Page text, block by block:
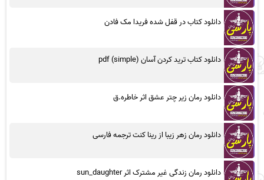
دانلود کتاب در قفل شده فریدا مک فادن
دانلود کتاب ترید کردن آسان (simple) pdf
دانلود رمان زیر چتر عشق اثر خاطره.ق
دانلود رمان زهر زیبا از رینا کنت ترجمه فارسی
دانلود رمان زندگی غیر مشترک اثر sun_daughter